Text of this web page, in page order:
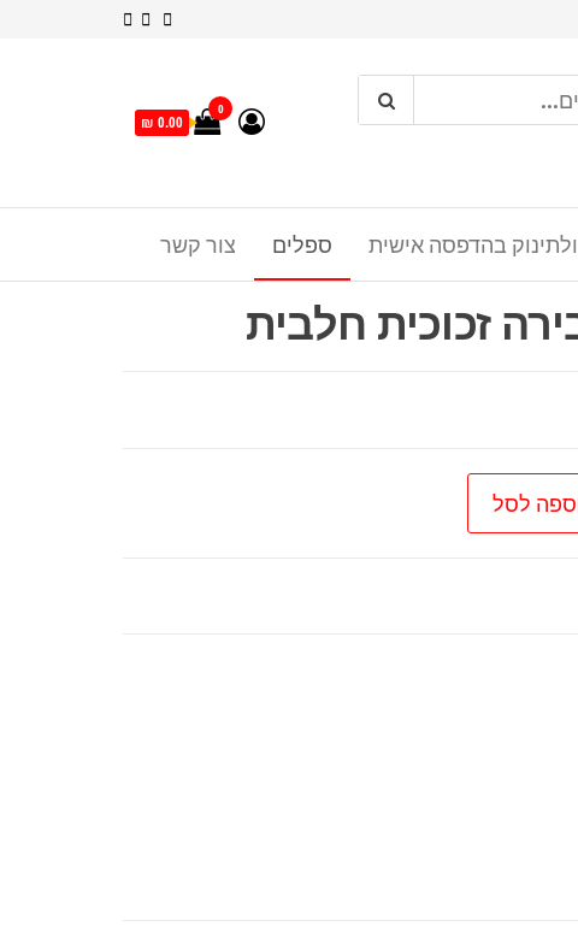
0
0.00 ₪
צור קשר ספלים בהדפסה אישית
זכוכית חלבית
לסל